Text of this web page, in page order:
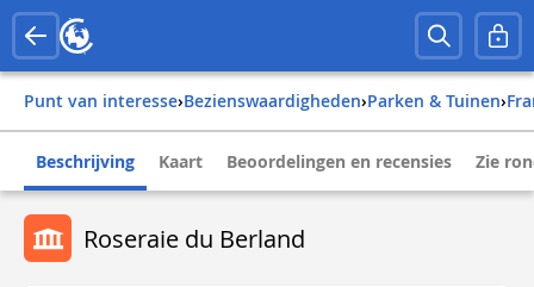
Punt van interesse› Bezienswaardigheden› Parken & Tuinen›
Beschrijving Kaart Beoordelingen en recensies Zie
Roseraie du Berland